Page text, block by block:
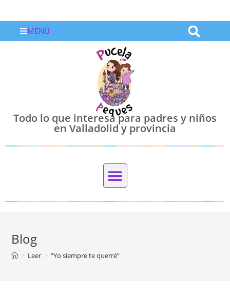
MENÚ
Todo lo que interesa para padres y niños
en Valladolid y provincia
Blog
> Leer > “Yo siempre te querré”